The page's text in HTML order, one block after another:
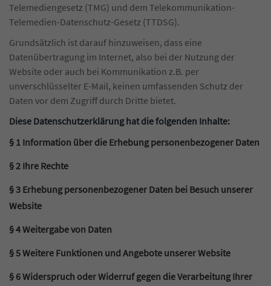
Telemediengesetz (TMG) und dem Telekommunikation-
Telemedien-Datenschutz-Gesetz (TTDSG).
Grundsätzlich ist darauf hinzuweisen, dass eine
Datenübertragung im Internet, also bei der Nutzung der
Website oder auch bei Kommunikation z.B. per
unverschlüsselter E-Mail, keinen umfassenden Schutz der
Daten vor dem Zugriff durch Dritte bietet.
Diese Datenschutzerklärung hat die folgenden Inhalte:
§ 1 Information über die Erhebung personenbezogener Daten
§ 2 Ihre Rechte
§ 3 Erhebung personenbezogener Daten bei Besuch unserer
Website
§ 4 Weitergabe von Daten
§ 5 Weitere Funktionen und Angebote unserer Website
§ 6 Widerspruch oder Widerruf gegen die Verarbeitung Ihrer